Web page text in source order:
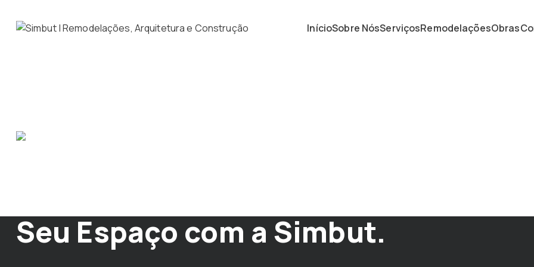
InícioSobre NósServiçosRemodelaçõesObras
Seu Espaço com a Simbut.